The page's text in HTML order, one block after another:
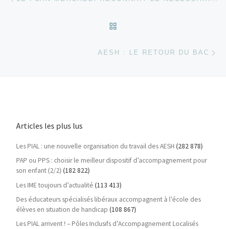
AESH : LE RETOUR DU BAC
Articles les plus lus
Les PIAL : une nouvelle organisation du travail des AESH (282 878)
PAP ou PPS : choisir le meilleur dispositif d’accompagnement pour
son enfant (2/2) (182 822)
Les IME toujours d’actualité (113 413)
Des éducateurs spécialisés libéraux accompagnent à l’école des
élèves en situation de handicap (108 867)
Les PIAL arrivent ! – Pôles Inclusifs d’Accompagnement Localisés